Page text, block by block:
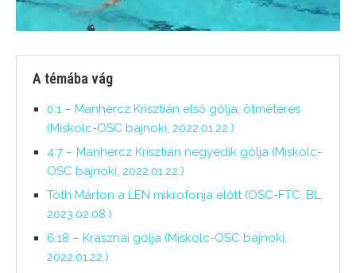
A témába vág
0:1 – Manhercz Krisztián első gólja, ötméteres
(Miskolc-OSC bajnoki, 2022.01.22.)
4:7 – Manhercz Krisztián negyedik gólja (Miskolc-
OSC bajnoki, 2022.01.22.)
Tóth Márton a LEN mikrofonja előtt (OSC-FTC, BL,
2023.02.08.)
6:18 – Krasznai gólja (Miskolc-OSC bajnoki,
2022.01.22.)